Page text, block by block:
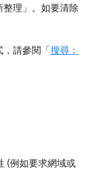
理」 。如要清除
，請參閱「搜尋：
(例如要求網域或